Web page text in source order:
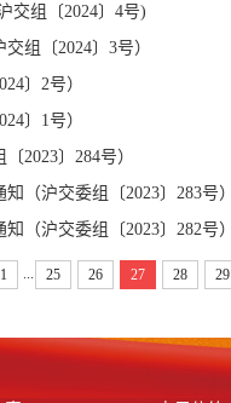
交组〔2024〕4号)
组〔2024〕3号）
〕2号）
〕1号）
2023〕284号）
（沪交委组〔2023〕283号）
（沪交委组〔2023〕282号）
1 25 26 27 28 29